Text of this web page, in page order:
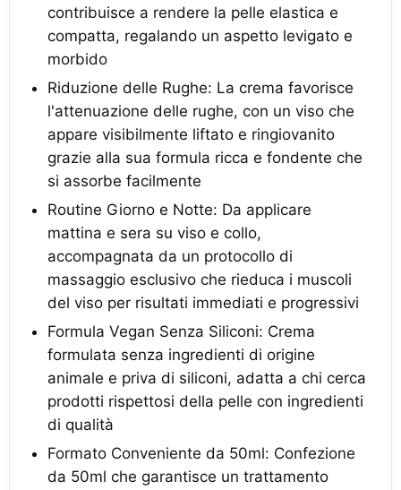
contribuisce a rendere la pelle elastica e
compatta, regalando un aspetto levigato e
morbido
Riduzione delle Rughe: La crema favorisce
l'attenuazione delle rughe, con un viso che
appare visibilmente liftato e ringiovanito
grazie alla sua formula ricca e fondente che
si assorbe facilmente
Routine Giorno e Notte: Da applicare
mattina e sera su viso e collo,
accompagnata da un protocollo di
massaggio esclusivo che rieduca i muscoli
del viso per risultati immediati e progressivi
Formula Vegan Senza Siliconi: Crema
formulata senza ingredienti di origine
animale e priva di siliconi, adatta a chi cerca
prodotti rispettosi della pelle con ingredienti
di qualità
Formato Conveniente da 50ml: Confezione
da 50ml che garantisce un trattamento